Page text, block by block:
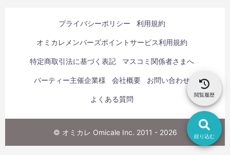
絞り込む
閲覧履歴
プライバシーポリシー 利用規約
オミカレメンバーズポイントサービス利用規約
特定商取引法に基づく表記 マスコミ関係者さまへ
パーティー主催企業様 会社概要 お問い合わせ
よくある質問
© オミカレ Omicale Inc. 2011 - 2026